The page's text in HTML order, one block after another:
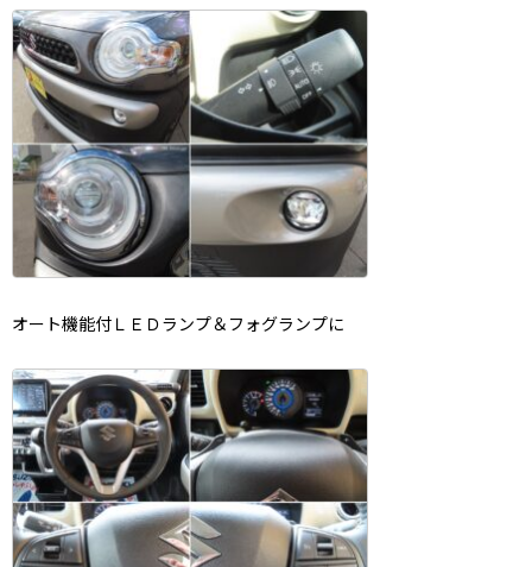
オート機能付ＬＥＤランプ＆フォグランプに